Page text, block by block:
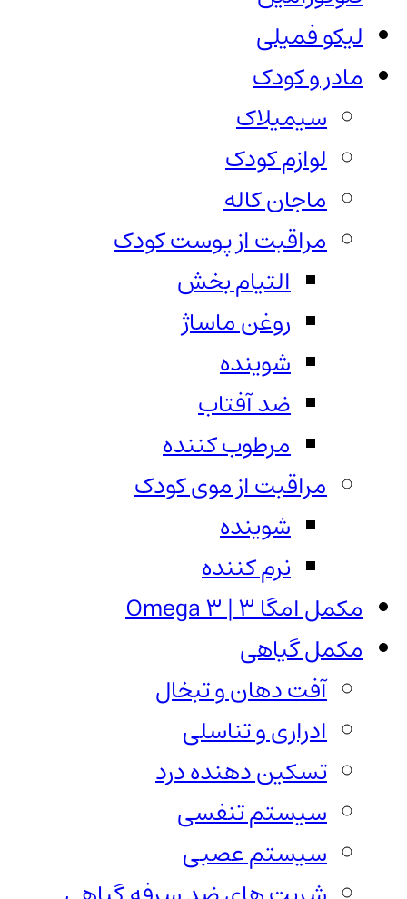
لیکو فمیلی
مادر و کودک
سیمیلاک
لوازم کودک
ماجان کاله
مراقبت از پوست کودک
التیام بخش
روغن ماساژ
شوینده
ضد آفتاب
مرطوب کننده
مراقبت از موی کودک
شوینده
نرم کننده
مکمل امگا 3 | Omega 3
مکمل گیاهی
آفت دهان و تبخال
ادراری و تناسلی
تسکین دهنده درد
سیستم تنفسی
سیستم عصبی